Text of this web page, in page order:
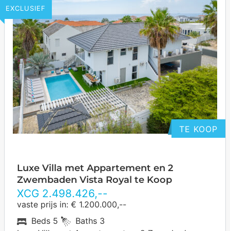
EXCLUSIEF
TE KOOP
Luxe Villa met Appartement en 2
Zwembaden Vista Royal te Koop
XCG 2.498.426,--
vaste prijs in: € 1.200.000,--
Beds 5 Baths 3